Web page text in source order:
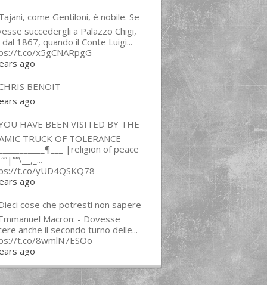
come Gentiloni, è nobile. Se
succedergli a Palazzo Chigi,
1867, quando il Conte Luigi...
t.co/x5gCNARpgG
ago
BENOIT
ago
HAVE BEEN VISITED BY THE
TRUCK OF TOLERANCE
|religion of peace
t.co/yUD4QSKQ78
ago
cose che potresti non sapere
Macron: - Dovesse
anche il secondo turno delle...
t.co/8wmlN7ESOo
ago